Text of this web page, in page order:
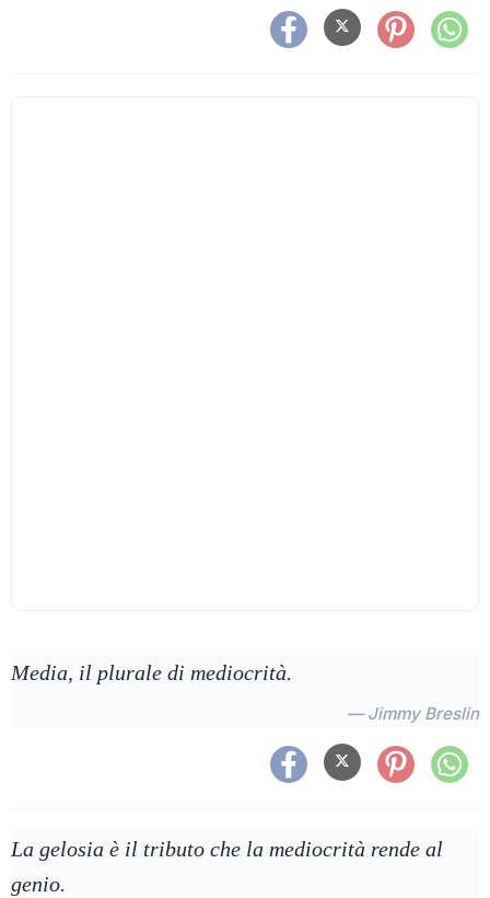
Media, il plurale di mediocrità.
— Jimmy Breslin
La gelosia è il tributo che la mediocrità rende al
genio.